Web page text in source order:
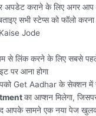
अपडेट कराने के लिए अगर आप
सभी स्टेप्स को फॉलो
Jode
से लिंक करने के लिए सबसे
पर आना होगा
Get Aadhar के सेक्शन में
का आप्शन मिलेगा,
आपके सामने एक नया पेज